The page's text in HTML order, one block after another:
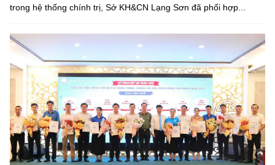
trong hệ thống chính trị, Sở KH&CN Lạng Sơn đã phối hợp...